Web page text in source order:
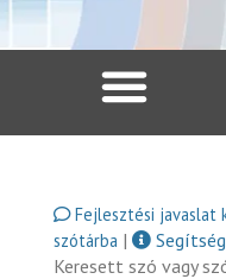
Fejlesztési javaslat
szótárba |
Segítség
Keresett szó vagy